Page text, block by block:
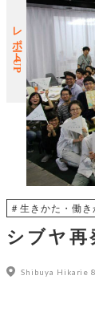
レポートUP
＃生きかた・働き
シブヤ再
Shibuya Hikarie